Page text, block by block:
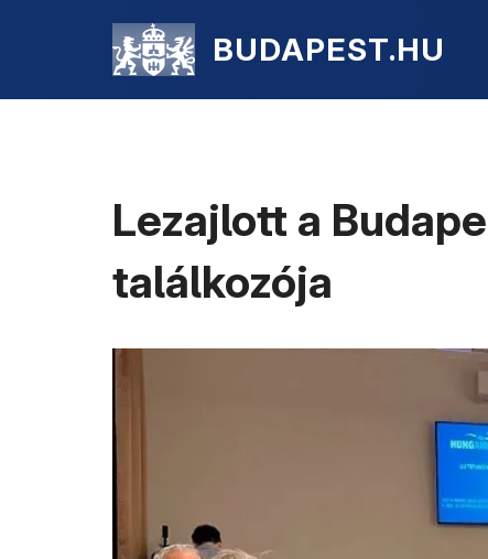
BUDAPEST.HU
Lezajlott a
találkozója